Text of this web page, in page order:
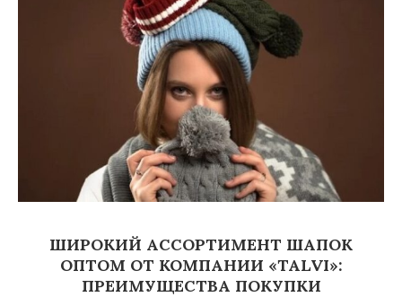
ШИРОКИЙ АССОРТИМЕНТ ШАПОК
ОПТОМ ОТ КОМПАНИИ «TALVI»:
ПРЕИМУЩЕСТВА ПОКУПКИ